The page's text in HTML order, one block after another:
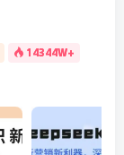
14344W+